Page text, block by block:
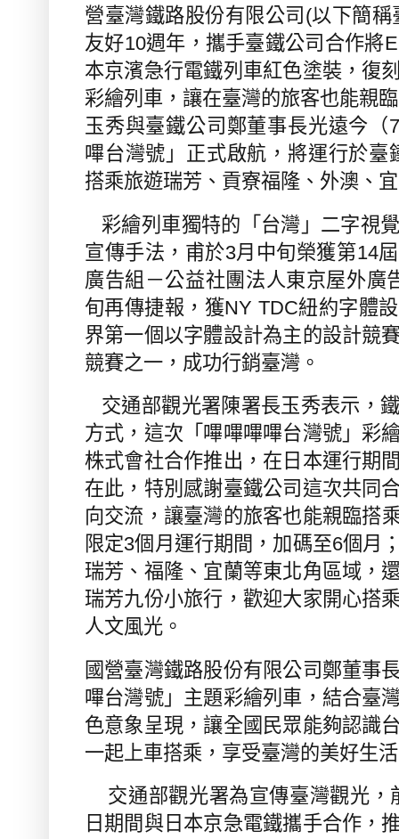
營臺灣鐵路股份有限公司 (以下簡稱
友好10週年，攜手臺鐵公司合作將
本京濱急行電鐵列車紅色塗裝，復
彩繪列車，讓在臺灣的旅客也能親
玉秀與臺鐵公司鄭董事長光遠今（
嗶台灣號」正式啟航，將運行於臺
搭乘旅遊瑞芳、貢寮福隆、外澳、
彩繪列車獨特的「台灣」二字視
宣傳手法，甫於3月中旬榮獲第14
廣告組－公益社團法人東京屋外廣
旬再傳捷報，獲NY TDC紐約字體
界第一個以字體設計為主的設計競
競賽之一，成功行銷臺灣。
交通部觀光署陳署長玉秀表示，
方式，這次「嗶嗶嗶嗶台灣號」彩
株式會社合作推出，在日本運行期
在此，特別感謝臺鐵公司這次共同
向交流，讓臺灣的旅客也能親臨搭
限定3個月運行期間，加碼至6個月
瑞芳、福隆、宜蘭等東北角區域，
瑞芳九份小旅行，歡迎大家開心搭
人文風光。
國營臺灣鐵路股份有限公司鄭董事
嗶台灣號」主題彩繪列車，結合臺
色意象呈現，讓全國民眾能夠認識
一起上車搭乘，享受臺灣的美好生活
交通部觀光署為宣傳臺灣觀光，
日期間與日本京急電鐵攜手合作，